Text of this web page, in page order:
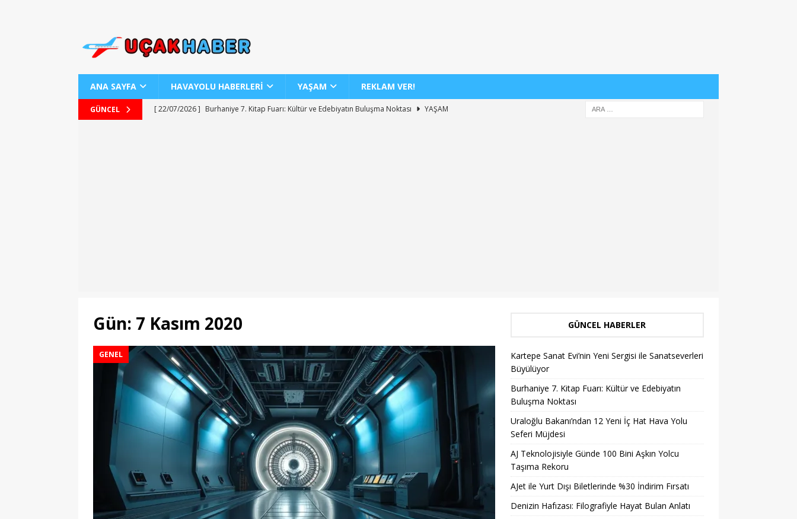
ANA SAYFA HAVAYOLU HABERLERİ YAŞAM REKLAM VER!
GÜNCEL [ 22/07/2026 ] Burhaniye 7. Kitap Fuarı: Kültür ve Edebiyatın Buluşma Noktası
YAŞAM
Gün: 7 Kasım 2020
GENEL
GÜNCEL HABERLER
Kartepe Sanat Evi’nin Yeni Sergisi ile Sanatseverleri
Büyülüyor
Burhaniye 7. Kitap Fuarı: Kültür ve Edebiyatın
Buluşma Noktası
Uraloğlu Bakanı’ndan 12 Yeni İç Hat Hava Yolu
Seferi Müjdesi
AJ Teknolojisiyle Günde 100 Bini Aşkın Yolcu
Taşıma Rekoru
AJet ile Yurt Dışı Biletlerinde %30 İndirim Fırsatı
Denizin Hafızası: Filografiyle Hayat Bulan Anlatı